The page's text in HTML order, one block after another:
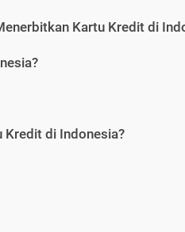
Kartu Kredit di
Kredit di Indonesia?